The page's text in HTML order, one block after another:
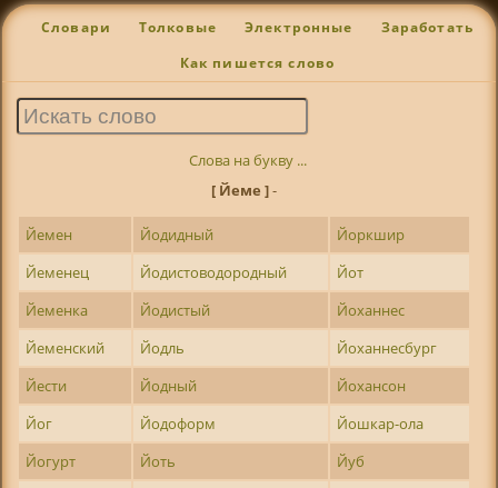
Словари Толковые Электронные Заработать
Как пишется слово
Слова на букву ...
[ Йеме ]-
Йемен Йодидный
Йоркшир
Йеменец
Йодистоводородный
Йот
Йеменка
Йодистый
Йоханнес
Йеменский
Йодль
Йоханнесбург
Йести
Йодный
Йохансон
Йог
Йодоформ
Йошкар-ола
Йогурт
Йоть
Йуб